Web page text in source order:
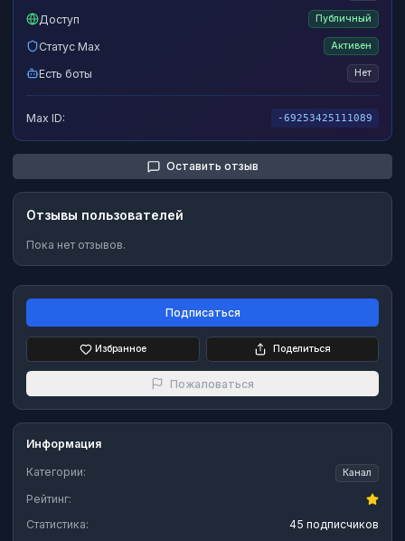
Доступ Публичный
Статус Max Активен
Есть боты Нет
Max ID: -69253425111089
Оставить отзыв
Отзывы пользователей
Пока нет отзывов.
Подписаться
Избранное Поделиться
Пожаловаться
Информация
Категории: Канал
Рейтинг:
Статистика:
45 подписчиков